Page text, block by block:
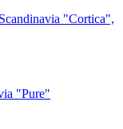
"Cortica",
"Pure"